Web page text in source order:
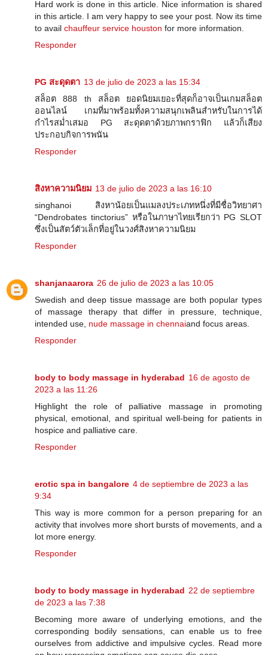
Hard work is done in this article. Nice information is shared
in this article. I am very happy to see your post. Now its time
to avail chauffeur service houston for more information.
Responder
PG สะดุดตา 13 de julio de 2023 a las 15:34
สล็อต 888 th สล็อต ยอดนิยมเยอะที่สุดก็อาจเป็นเกมสล็อต
ออนไลน์ เกมที่มาพร้อมทั้งความสนุกเพลินสำหรับในการได้
กำไรสม่ำเสมอ PG สะดุดตาด้วยภาพกราฟิก แล้วก็เสียง
ประกอบกิจการพนัน
Responder
สิงหาความนิยม 13 de julio de 2023 a las 16:10
singhanoi สิงหาน้อยเป็นแมลงประเภทหนึ่งที่มีชื่อวิทยาศา
“Dendrobates tinctorius” หรือในภาษาไทยเรียกว่า PG SLOT
ซึ่งเป็นสัตว์ตัวเล็กที่อยู่ในวงศ์สิงหาความนิยม
Responder
shanjanaarora 26 de julio de 2023 a las 10:05
Swedish and deep tissue massage are both popular types
of massage therapy that differ in pressure, technique,
intended use, nude massage in chennaiand focus areas.
Responder
body to body massage in hyderabad 16 de agosto de
2023 a las 11:26
Highlight the role of palliative massage in promoting
physical, emotional, and spiritual well-being for patients in
hospice and palliative care.
Responder
erotic spa in bangalore 4 de septiembre de 2023 a las
9:34
This way is more common for a person preparing for an
activity that involves more short bursts of movements, and a
lot more energy.
Responder
body to body massage in hyderabad 22 de septiembre
de 2023 a las 7:38
Becoming more aware of underlying emotions, and the
corresponding bodily sensations, can enable us to free
ourselves from addictive and impulsive cycles. Read more